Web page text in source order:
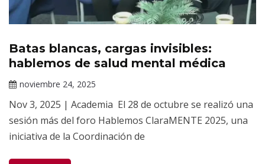
Noticias
Batas blancas, cargas invisibles:
hablemos de salud mental médica
noviembre 24, 2025
Gallardo
Nov 3, 2025 | Academia El 28 de octubre se realizó una
sesión más del foro Hablemos ClaraMENTE 2025, una
iniciativa de la Coordinación de